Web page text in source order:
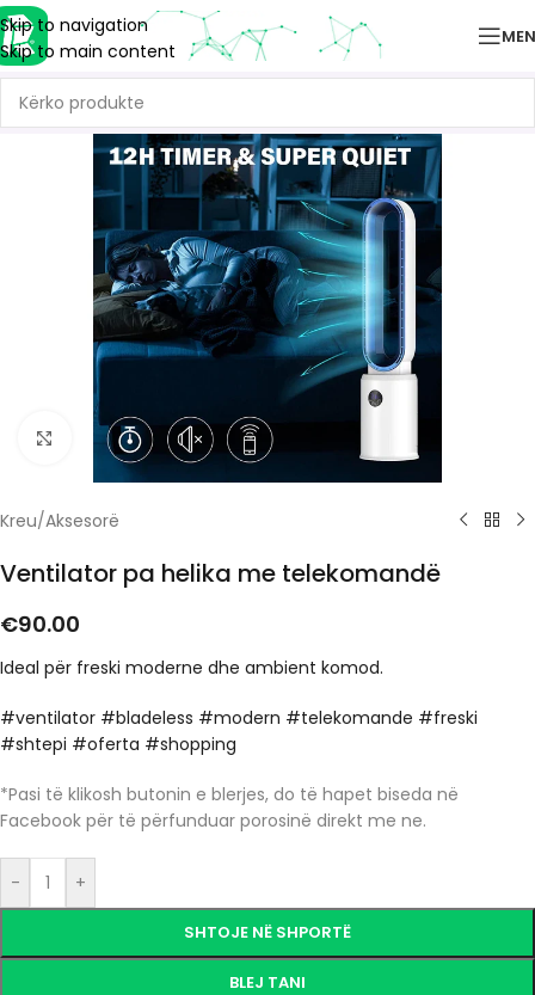
Skip to navigation
Skip to main content
Click to enlarge
Kreu/Aksesorë
Ventilator pa helika me telekomandë
€90.00
Ideal për freski moderne dhe ambient komod.
#ventilator #bladeless #modern #telekomande #freski
#shtepi #oferta #shopping
*Pasi të klikosh butonin e blerjes, do të hapet biseda në
Facebook për të përfunduar porosinë direkt me ne.
- +
SHTOJE NË SHPORTË
BLEJ TANI